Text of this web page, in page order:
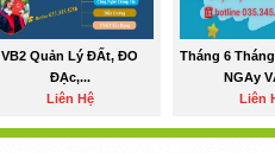
VB2 Quản Lý ĐẤt, ĐO
ĐẠc,...
Liên Hệ
Tháng 6
NGAy
Liên